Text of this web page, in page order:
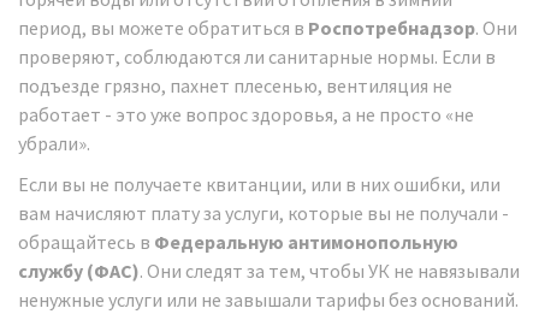
период, вы можете обратиться в Роспотребнадзор. Они
проверяют, соблюдаются ли санитарные нормы. Если в
подъезде грязно, пахнет плесенью, вентиляция не
работает - это уже вопрос здоровья, а не просто «не
убрали».
Если вы не получаете квитанции, или в них ошибки, или
вам начисляют плату за услуги, которые вы не получали -
обращайтесь в Федеральную антимонопольную
службу (ФАС). Они следят за тем, чтобы УК не навязывали
ненужные услуги или не завышали тарифы без оснований.